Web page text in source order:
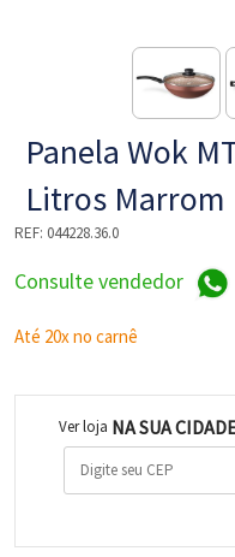
Panela Wok
Litros Marrom
REF: 044228.36.0
Consulte vendedor
Até 20x no carnê
Ver loja NA SUA